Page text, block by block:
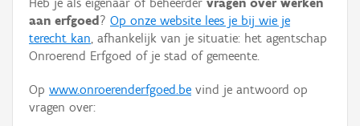
Hergebruik
Aanmelden
aan erfgoed ? Op onze website lees je bij wie je
terecht kan, afhankelijk van je situatie: het agentschap
Onroerend Erfgoed of je stad of gemeente.
Op www.onroerenderfgoed.be vind je antwoord op
vragen over: